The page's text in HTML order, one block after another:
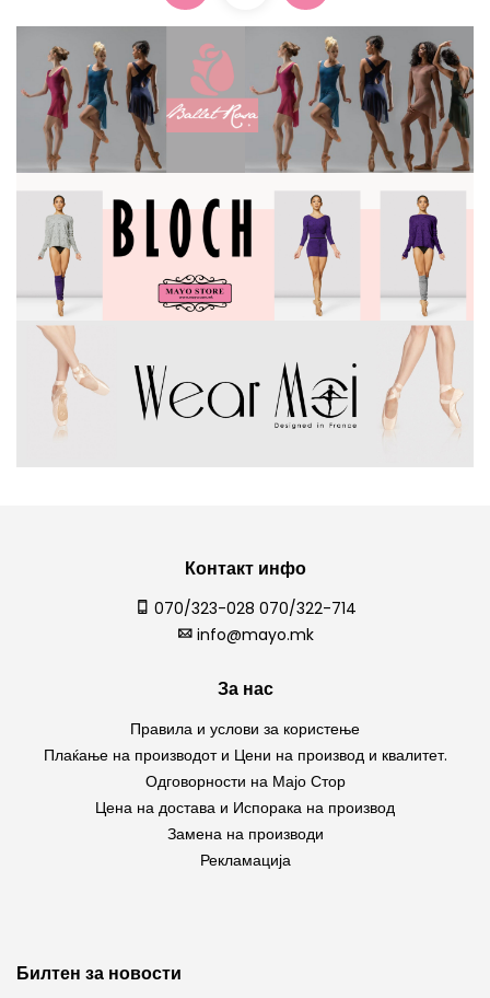
Контакт инфо
070/323-028 070/322-714
info@mayo.mk
За нас
Правила и услови за користење
Плаќање на производот и Цени на производ и квалитет.
Одговорности на Мајо Стор
Цена на достава и Испорака на производ
Замена на производи
Рекламација
Билтен за новости